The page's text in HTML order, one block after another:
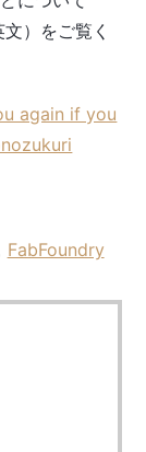
）をご覧く
again if you
FabFoundry